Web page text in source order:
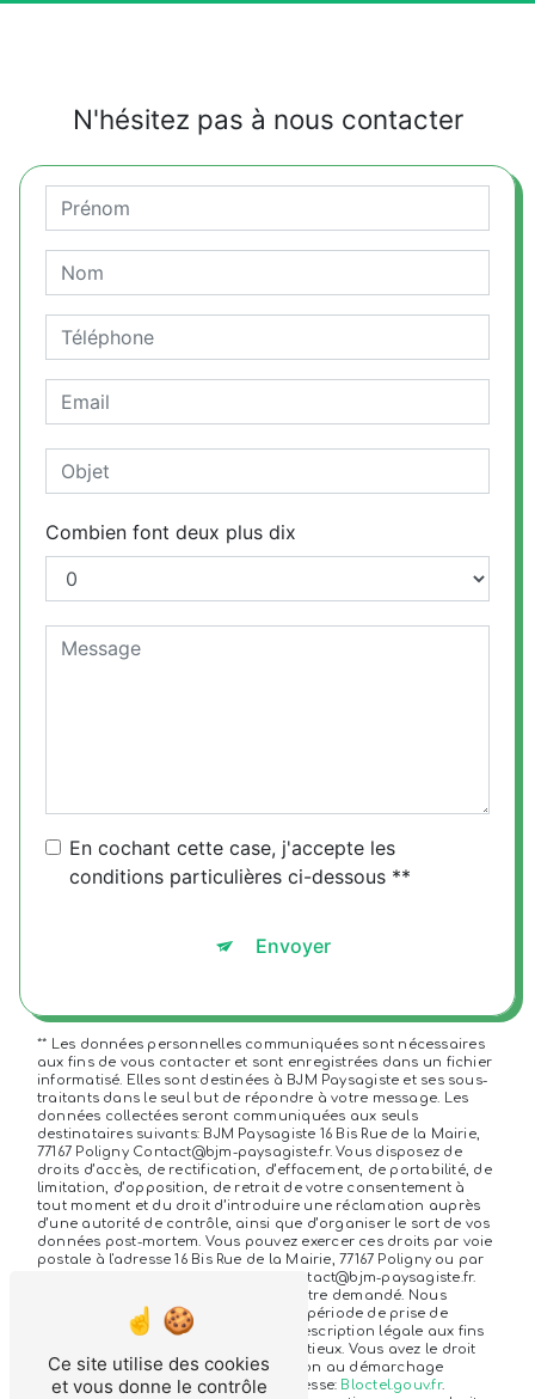
N'hésitez pas à nous contacter
Combien font deux plus dix
En cochant cette case, j'accepte les
conditions particulières ci-dessous **
Envoyer
** Les données personnelles communiquées sont nécessaires
aux fins de vous contacter et sont enregistrées dans un fichier
informatisé. Elles sont destinées à BJM Paysagiste et ses sous-
traitants dans le seul but de répondre à votre message. Les
données collectées seront communiquées aux seuls
destinataires suivants: BJM Paysagiste 16 Bis Rue de la Mairie,
77167 Poligny Contact@bjm-paysagiste.fr. Vous disposez de
droits d’accès, de rectification, d’effacement, de portabilité, de
limitation, d’opposition, de retrait de votre consentement à
tout moment et du droit d’introduire une réclamation auprès
d’une autorité de contrôle, ainsi que d’organiser le sort de vos
données post-mortem. Vous pouvez exercer ces droits par voie
postale à l'adresse 16 Bis Rue de la Mairie, 77167 Poligny ou par
courrier électronique à l'adresse Contact@bjm-paysagiste.fr.
Un justificatif d'identité pourra vous être demandé. Nous
conservons vos données pendant la période de prise de
contact puis pendant la durée de prescription légale aux fins
probatoires et de gestion des contentieux. Vous avez le droit
de vous inscrire sur la liste d'opposition au démarchage
téléphonique, disponible à cette adresse:
Bloctel.gouv.fr.
Ce site utilise des cookies
et vous donne le contrôle